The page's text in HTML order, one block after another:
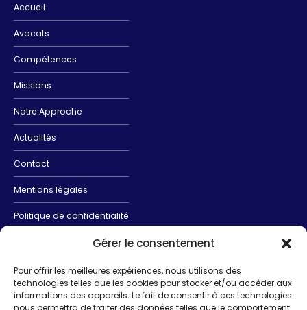
Gérer le consentement
Pour offrir les meilleures expériences, nous utilisons des
technologies telles que les cookies pour stocker et/ou accéder aux
informations des appareils. Le fait de consentir à ces technologies
nous permettra de traiter des données telles que le comportement
Accueil
Avocats
Compétences
Missions
Notre Approche
Actualités
Contact
Mentions légales
Politique de confidentialité
Politique de cookies (UE)
CONTACTEZ-NOUS